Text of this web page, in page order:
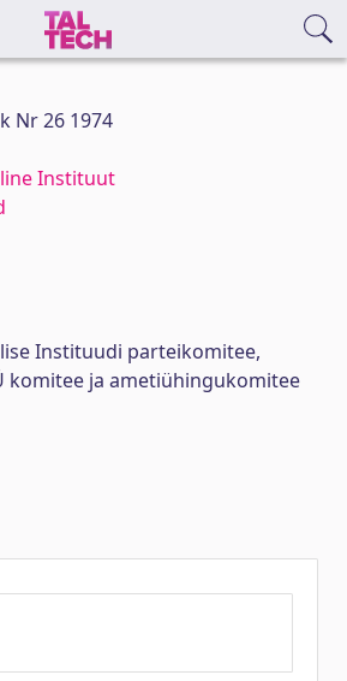
Nr 26 1974
Instituut
Instituudi parteikomitee,
komitee ja ametiühingukomitee